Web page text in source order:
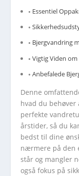
Essentiel
Bjergvandring
Vigtig Viden
Anbefalede
Denne
hvad du
perfekte
årstider, så du
bedst til dine
nærmere på den
står og mangler
også fokus på